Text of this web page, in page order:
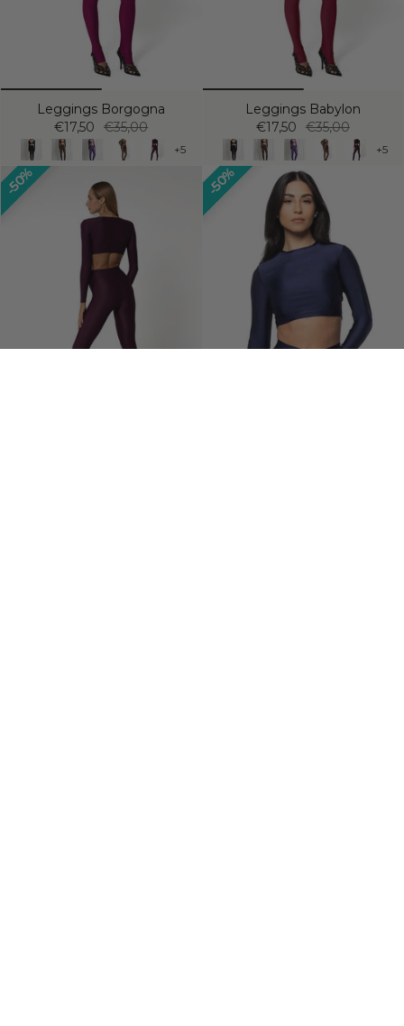
Leggings Borgogna
€17,50
€35,00
+5
Leggings Babylon
€17,50
€35,00
+5
50% 50%